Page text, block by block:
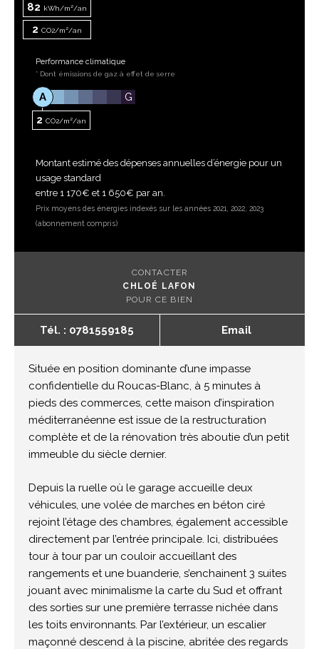
82 kWh/m²/an
2 CO2/m²/an
Performance climatique
* Dont émissions de gaz à effet de serre
A G
A
2 CO2/m²/an
Montant estimé des dépenses annuelles d’énergie pour un
usage standard
entre 1 170€ et 1 650€ par an.
Prix moyens des énergies indexés sur les années 2021, 2022, 2023
(abonnement compris)
CONTACTER
CHLOÉ LAFON
POUR CE BIEN
Tél. : 0781559185 Email
Située en position dominante d’une impasse
confidentielle du Roucas-Blanc, à 5 minutes à
pieds des commerces, cette maison d’inspiration
méditerranéenne est issue de la restructuration
complète et de la rénovation très aboutie d’un petit
immeuble du siècle dernier.
Depuis la ruelle où le garage accueille deux
véhicules, une volée de marches en béton ciré
rejoint l’étage des chambres, également accessible
directement par l’entrée principale. Ici, distribuées
tour à tour par un couloir accueillant des
rangements et une buanderie, s’enchainent 3 suites
jouant avec minimalisme la carte du Sud et offrant
des sorties sur une première terrasse nichée dans
les toits environnants. Par l’extérieur, un escalier
maçonné descend à la piscine, abritée des regards